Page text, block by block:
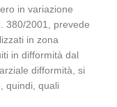
in variazione
380/2001, prevede
in zona
in difformità dal
difformità, si
quindi, quali